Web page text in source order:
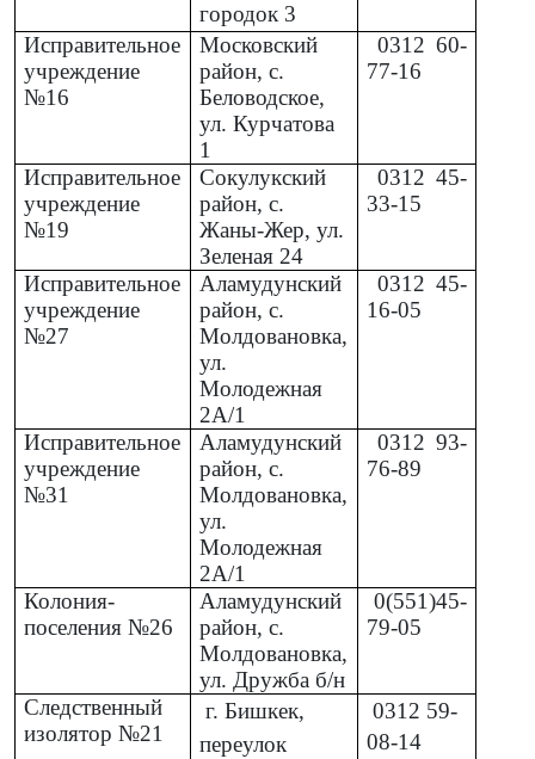
городок 3
Исправительное
учреждение
№16
Московский
район, с.
Беловодское,
ул. Курчатова
1
0312 60-
77-16
Исправительное
учреждение
№19
Сокулукский
район, с.
Жаны-Жер, ул.
Зеленая 24
0312 45-
33-15
Исправительное
учреждение
№27
Аламудунский
район, с.
Молдовановка,
ул.
Молодежная
2А/1
0312 45-
16-05
Исправительное
учреждение
№31
Аламудунский
район, с.
Молдовановка,
ул.
Молодежная
2А/1
0312 93-
76-89
Колония-
поселения №26
Аламудунский
район, с.
Молдовановка,
ул. Дружба б/н
0(551)45-
79-05
Следственный
изолятор №21
г. Бишкек,
переулок
0312 59-
08-14